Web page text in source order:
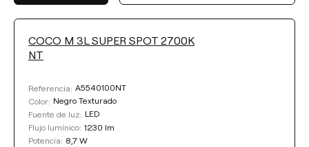
FLUJO LUMÍNICO
Seleccionar
POTENCIA
COCO M 3L SUPER SPOT 2700K
NT
Referencia: A5540100NT
Color: Negro Texturado
Fuente de luz: LED
Flujo lumínico: 1230 lm
Potencia: 8,7 W